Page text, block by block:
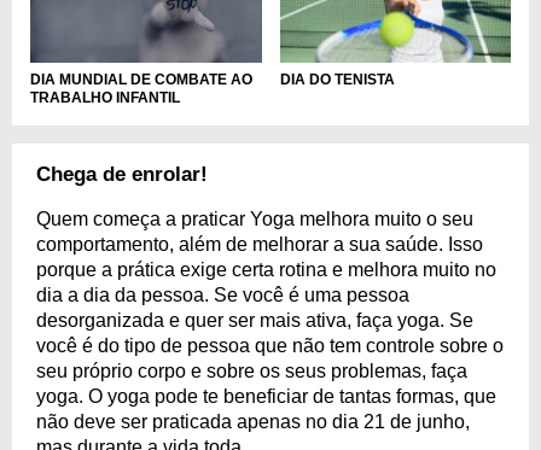
DIA MUNDIAL DE COMBATE AO
TRABALHO INFANTIL
DIA DO TENISTA
Chega de enrolar!
Quem começa a praticar Yoga melhora muito o seu
comportamento, além de melhorar a sua saúde. Isso
porque a prática exige certa rotina e melhora muito no
dia a dia da pessoa. Se você é uma pessoa
desorganizada e quer ser mais ativa, faça yoga. Se
você é do tipo de pessoa que não tem controle sobre o
seu próprio corpo e sobre os seus problemas, faça
yoga. O yoga pode te beneficiar de tantas formas, que
não deve ser praticada apenas no dia 21 de junho,